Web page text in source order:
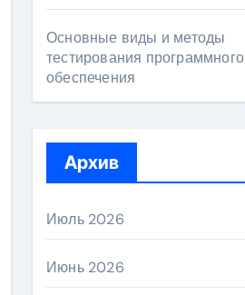
Основные виды и методы
тестирования программного
обеспечения
Архив
Июль 2026
Июнь 2026